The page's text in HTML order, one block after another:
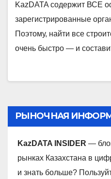
KazDATA содержит ВСЕ
зарегистрированные
Поэтому, найти все
очень быстро — и
РЫНОЧНАЯ
KazDATA INSIDER —
рынках Казахстана в
и знать больше?